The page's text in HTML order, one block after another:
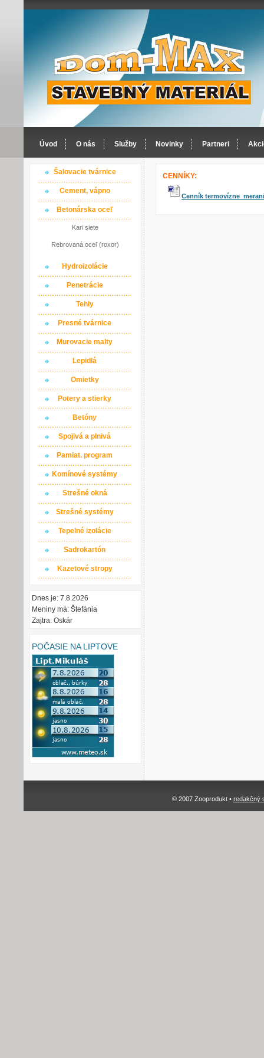
Úvod O nás Služby Novinky Partneri
Šalovacie tvárnice
Cement, vápno
Betonárska oceľ
Kari siete
Rebrovaná oceľ (roxor)
Hydroizolácie
Penetrácie
Tehly
Presné tvárnice
Murovacie malty
Lepidlá
Omietky
Potery a stierky
Betóny
Spojivá a plnivá
Pamiat. program
Komínové systémy
Strešné okná
Strešné systémy
Tepelné izolácie
Sadrokartón
Kazetové stropy
Dnes je: 7.8.2026
Meniny má: Štefánia
Zajtra: Oskár
POČASIE NA LIPTOVE
CENNÍKY:
Cenník termovízne
© 2007 Zooprodukt • redakčný